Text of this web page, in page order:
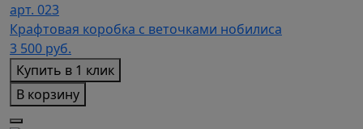
арт. 023
Крафтовая коробка с веточками нобилиса
3 500 руб.
Купить в 1 клик
В корзину